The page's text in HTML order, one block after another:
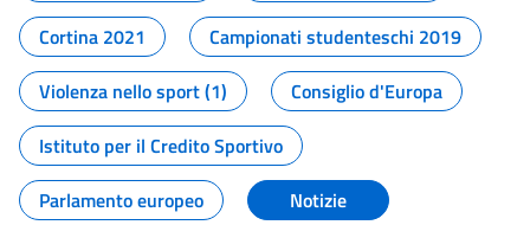
Cortina 2021
Campionati studenteschi 2019
Violenza nello sport (1)
Consiglio d'Europa
Istituto per il Credito Sportivo
Parlamento europeo
Notizie